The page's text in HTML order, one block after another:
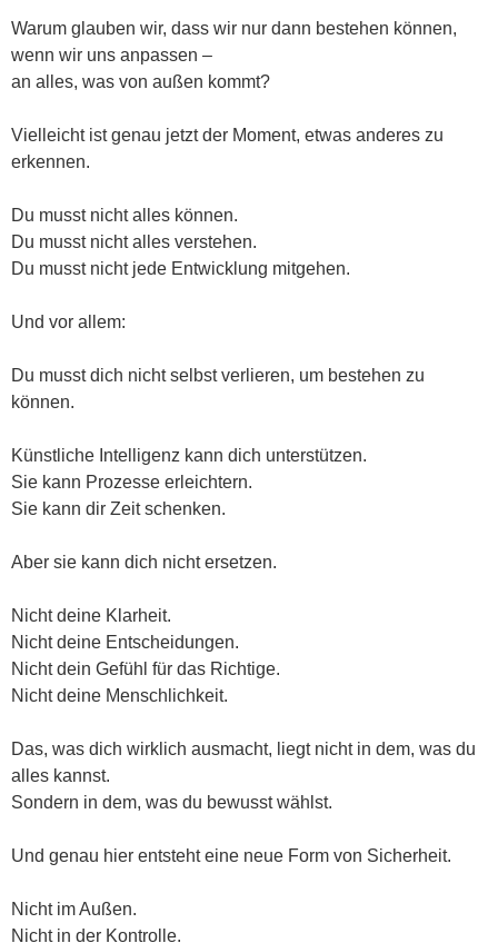
Warum glauben wir, dass wir nur dann bestehen können,
wenn wir uns anpassen –
an alles, was von außen kommt?
Vielleicht ist genau jetzt der Moment, etwas anderes zu
erkennen.
Du musst nicht alles können.
Du musst nicht alles verstehen.
Du musst nicht jede Entwicklung mitgehen.
Und vor allem:
Du musst dich nicht selbst verlieren, um bestehen zu
können.
Künstliche Intelligenz kann dich unterstützen.
Sie kann Prozesse erleichtern.
Sie kann dir Zeit schenken.
Aber sie kann dich nicht ersetzen.
Nicht deine Klarheit.
Nicht deine Entscheidungen.
Nicht dein Gefühl für das Richtige.
Nicht deine Menschlichkeit.
Das, was dich wirklich ausmacht, liegt nicht in dem, was du
alles kannst.
Sondern in dem, was du bewusst wählst.
Und genau hier entsteht eine neue Form von Sicherheit.
Nicht im Außen.
Nicht in der Kontrolle.